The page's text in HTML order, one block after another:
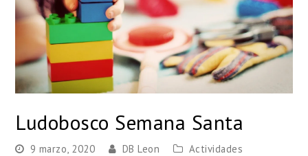
Ludobosco Semana Santa
9 marzo, 2020 DB Leon
Actividades